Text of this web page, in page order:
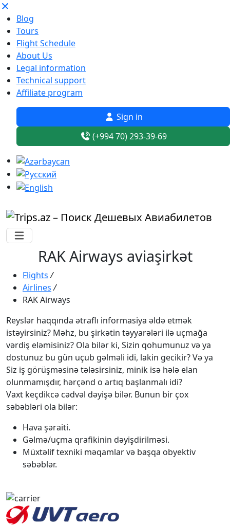
Blog
Tours
Flight Schedule
About Us
Legal information
Technical support
Affiliate program
Sign in
(+994 70) 293-39-69
RAK Airways aviaşirkət
Flights /
Airlines /
RAK Airways
Reyslər haqqında ətraflı informasiya əldə etmək
istəyirsiniz? Məhz, bu şirkətin təyyarələri ilə uçmağa
vərdiş eləmisiniz? Ola bilər ki, Sizin qohumunuz və ya
dostunuz bu gün uçub gəlməli idi, lakin gecikir? Və ya
Siz iş görüşməsinə tələsirsiniz, minik isə hələ elan
olunmamışdır, hərçənd o artıq başlanmalı idi?
Vaxt keçdikcə cədvəl dəyişə bilər. Bunun bir çox
səbəbləri ola bilər:
Hava şəraiti.
Gəlmə/uçma qrafikinin dəyişdirilməsi.
Müxtəlif texniki məqamlar və başqa obyektiv
səbəblər.